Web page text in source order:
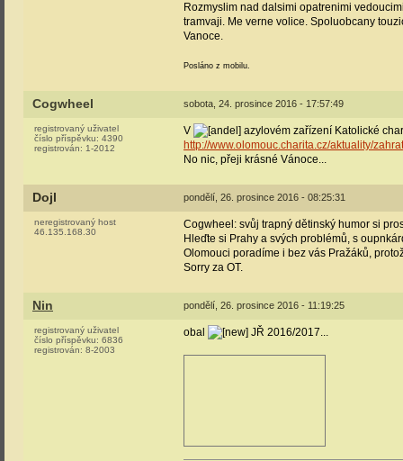
Rozmyslim nad dalsimi opatrenimi
tramvaji. Me verne volice. Spoluobcany
Vanoce.
Posláno z mobilu.
Cogwheel sobota, 24. prosince 2016 - 17:57:49
registrovaný uživatel
číslo příspěvku: 4390
registrován: 1-2012
V
azylovém zařízení Katolické
http://www.olomouc.charita.cz/aktuality/
No nic, přeji krásné Vánoce...
Dojl pondělí, 26. prosince 2016 - 08:25:31
neregistrovaný host
46.135.168.30
Cogwheel: svůj trapný dětinský humor si
Hleďte si Prahy a svých problémů, s
Olomouci poradíme i bez vás Pražáků,
Sorry za OT.
Nin pondělí, 26. prosince 2016 - 11:19:25
registrovaný uživatel
číslo příspěvku: 6836
registrován: 8-2003
obal JŘ 2016/2017...